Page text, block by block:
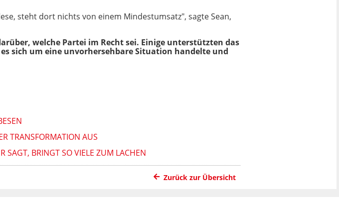
steht dort nichts von einem Mindestumsatz", sagte Sean,
welche Partei im Recht sei. Einige unterstützten das
sich um eine unvorhersehbare Situation handelte und
TRANSFORMATION AUS
SAGT, BRINGT SO VIELE ZUM LACHEN
Zurück zur Übersicht